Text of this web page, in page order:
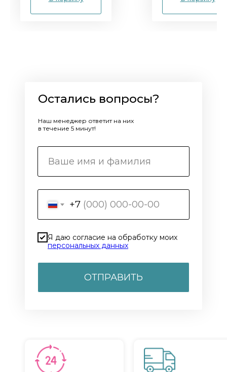
+7
Я даю согласие на обработку моих
персональных данных
ОТПРАВИТЬ
Остались вопросы?
Наш менеджер ответит на них
в течение 5 минут!